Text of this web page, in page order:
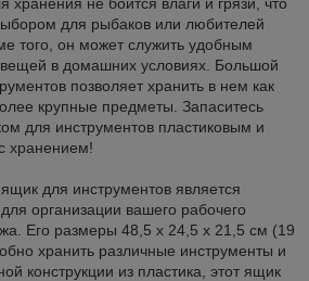
для рыбаков или любителей
того, он может служить удобным
в домашних условиях. Большой
позволяет хранить в нем как
крупные предметы. Запаситесь
для инструментов пластиковым и
хранением!
для инструментов является
организации вашего рабочего
Его размеры 48,5 x 24,5 x 21,5 см (19
хранить различные инструменты и
конструкции из пластика, этот ящик